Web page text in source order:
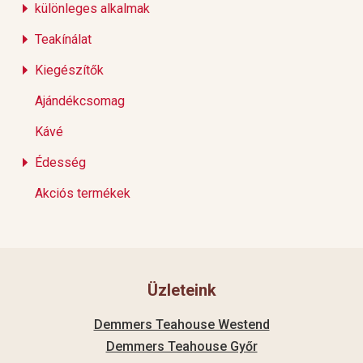
különleges alkalmak
Teakínálat
Kiegészítők
Ajándékcsomag
Kávé
Édesség
Akciós termékek
Üzleteink
Demmers Teahouse Westend
Demmers Teahouse Győr